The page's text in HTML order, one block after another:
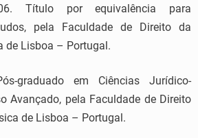
Título por equivalência para
pela Faculdade de Direito da
de Lisboa – Portugal.
graduado em Ciências Jurídico-
Avançado, pela Faculdade de Direito
de Lisboa – Portugal.